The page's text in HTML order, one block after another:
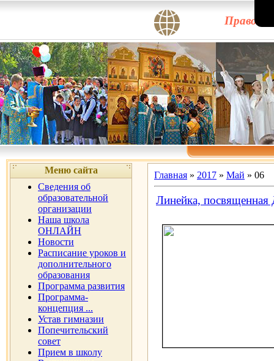
Меню сайта
Сведения об
образовательной
организации
Наша школа
ОНЛАЙН
Новости
Расписание уроков и
дополнительного
образования
Программа развития
Программа-
концепция ...
Устав гимназии
Попечительский
совет
Прием в школу
Главная » 2017 » Май » 06
Линейка,